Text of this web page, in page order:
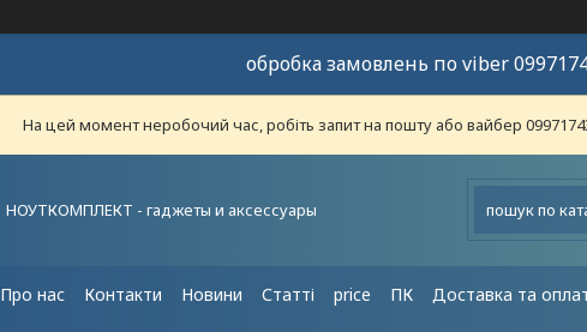
обробка замовлень по viber
На цей момент неробочий час, робіть запит на пошту або вайбер
НОУТКОМПЛЕКТ - гаджеты и аксессуары
Про нас Контакти Новини Статті price ПК Доставка та